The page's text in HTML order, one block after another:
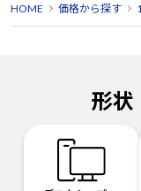
HOME 価格から探す
形状